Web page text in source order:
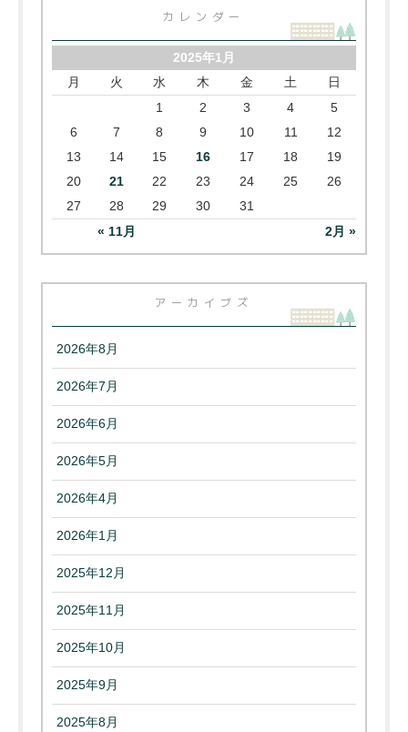
カレンダー
2025年1月
月
火 水 木 金 土 日
« 11月 2月 »
1 2 3 4
5
6
7 8 9 10 11
12
13
14 15 16 17 18
19
20
21 22 23 24 25
26
27
28 29 30 31
アーカイブズ
2026年8月
2026年7月
2026年6月
2026年5月
2026年4月
2026年1月
2025年12月
2025年11月
2025年10月
2025年9月
2025年8月